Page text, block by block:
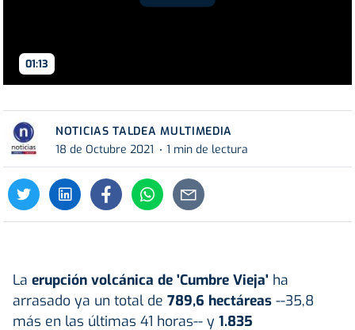
01:13
NOTICIAS TALDEA MULTIMEDIA
18 de Octubre 2021
1 min de lectura
La erupción volcánica de 'Cumbre Vieja' ha
arrasado ya un total de 789,6 hectáreas --35,8
más en las últimas 41 horas-- y 1.835